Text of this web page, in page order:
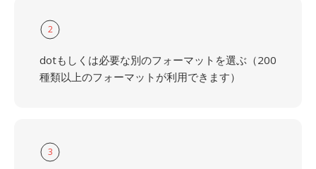
2
dotもしくは必要な別のフォーマットを選ぶ（200
種類以上のフォーマットが利用できます）
3